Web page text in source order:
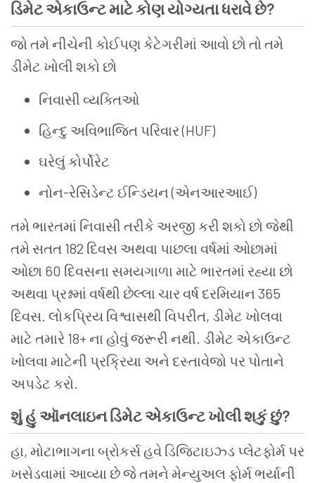
ડિમેટએકાઉન્ટમાટેકોણયોગ્યતા ધરાવેછે?
જો તમેનીચેની કોઈપણકેટેગરીમાં આવો છો તો તમે
ડીમેટ ખોલી શકો છો
નિવાસી વ્યક્તિઓ
હિન્દુ અવિભાજિત પરિવાર(HUF)
ઘરેલુંકોર્પોરેટ
નોન-રેસિડેન્ટ ઈન્ડિયન (એનઆરઆઈ)
તમેભારતમાં નિવાસી તરીકે અરજી કરી શકો છો જેથી
તમે સતત 182 દિવસ અથવા પાછલા વર્ષમાં ઓછામાં
ઓછા 60 દિવસના સમયગાળા માટે ભારતમાં રહ્યા છો
અથવા પ્રશ્નમાં વર્ષથી છેલ્લા ચારવર્ષદરમિયાન 365
દિવસ. લોકપ્રિય વિશ્વાસથી વિપરીત, ડીમેટ ખોલવા
માટે તમારે 18+ ના હોવુંજરૂરી નથી. ડીમેટ એકાઉન્ટ
ખોલવા માટેની પ્રક્રિયા અને દસ્તાવેજો પર પોતાને
અપડેટ કરો.
શુંહું ઑનલાઇનડિમેટએકાઉન્ટખોલીશકુંછું?
હા, મોટાભાગના બ્રોકર્સહવે ડિજિટાઇઝ્ડ પ્લેટફોર્મ પર
ખસેડવામાં આવ્યા છેજેતમને મેન્યુઅલફોર્મભર્યાની